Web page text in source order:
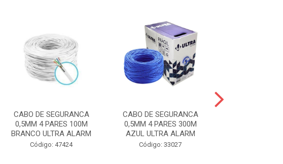
CABO DE SEGURANCA
0,5MM 4 PARES 100M
BRANCO ULTRA ALARM
Código: 47424
CABO DE SEGURANCA
0,5MM 4 PARES 300M
AZUL ULTRA ALARM
Código: 33027